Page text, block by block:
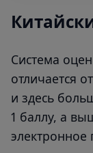
Система
отличается
и здесь
1 баллу, а
электронное